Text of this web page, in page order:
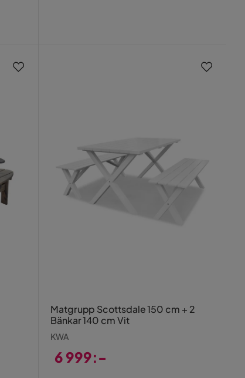
Matgrupp Scottsdale 150 cm + 2
Bänkar 140 cm Vit
KWA
6 999:-